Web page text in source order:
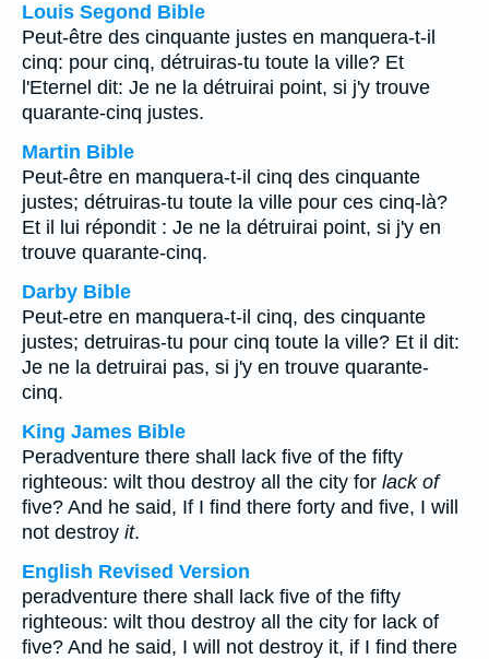
Louis Segond Bible
Peut-être des cinquante justes en manquera-t-il
cinq: pour cinq, détruiras-tu toute la ville? Et
l'Eternel dit: Je ne la détruirai point, si j'y trouve
quarante-cinq justes.
Martin Bible
Peut-être en manquera-t-il cinq des cinquante
justes; détruiras-tu toute la ville pour ces cinq-là?
Et il lui répondit : Je ne la détruirai point, si j'y en
trouve quarante-cinq.
Darby Bible
Peut-etre en manquera-t-il cinq, des cinquante
justes; detruiras-tu pour cinq toute la ville? Et il dit:
Je ne la detruirai pas, si j'y en trouve quarante-
cinq.
King James Bible
Peradventure there shall lack five of the fifty
righteous: wilt thou destroy all the city for lack of
five? And he said, If I find there forty and five, I will
not destroy it.
English Revised Version
peradventure there shall lack five of the fifty
righteous: wilt thou destroy all the city for lack of
five? And he said, I will not destroy it, if I find there